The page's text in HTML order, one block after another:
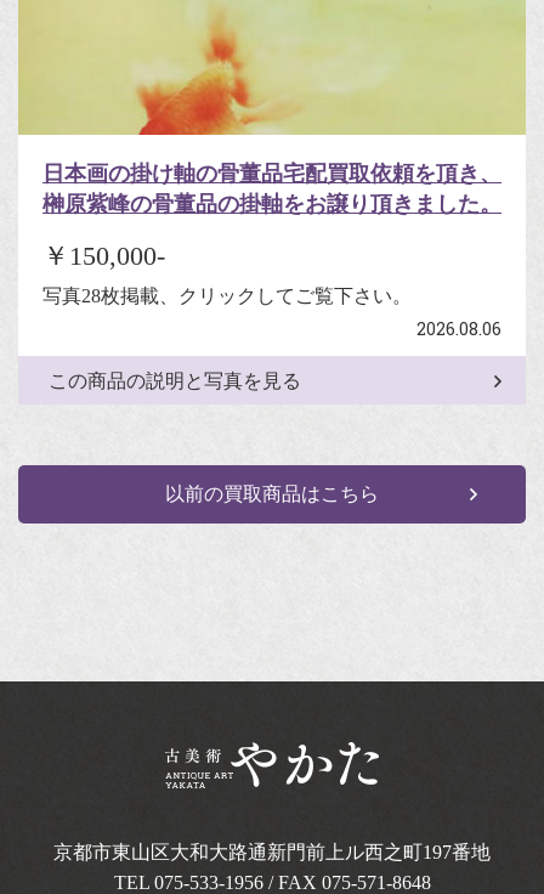
日本画の掛け軸の骨董品宅配買取依頼を頂き、
榊原紫峰の骨董品の掛軸をお譲り頂きました。
￥150,000-
写真28枚掲載、クリックしてご覧下さい。
2026.08.06
この商品の説明と写真を見る
以前の買取商品はこちら
京都市東山区大和大路通新門前上ル西之町197番地
TEL 075-533-1956/ FAX 075-571-8648